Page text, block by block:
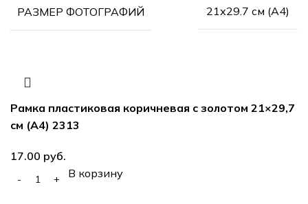
РАЗМЕР ФОТОГРАФИЙ 21х29.7 см (А4)
Рамка пластиковая коричневая с золотом 21×29,7
см (А4) 2313
руб.
В корзину